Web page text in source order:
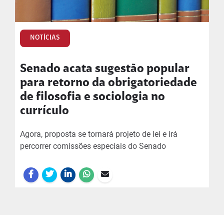
NOTÍCIAS
Senado acata sugestão popular
para retorno da obrigatoriedade
de filosofia e sociologia no
currículo
Agora, proposta se tornará projeto de lei e irá
percorrer comissões especiais do Senado